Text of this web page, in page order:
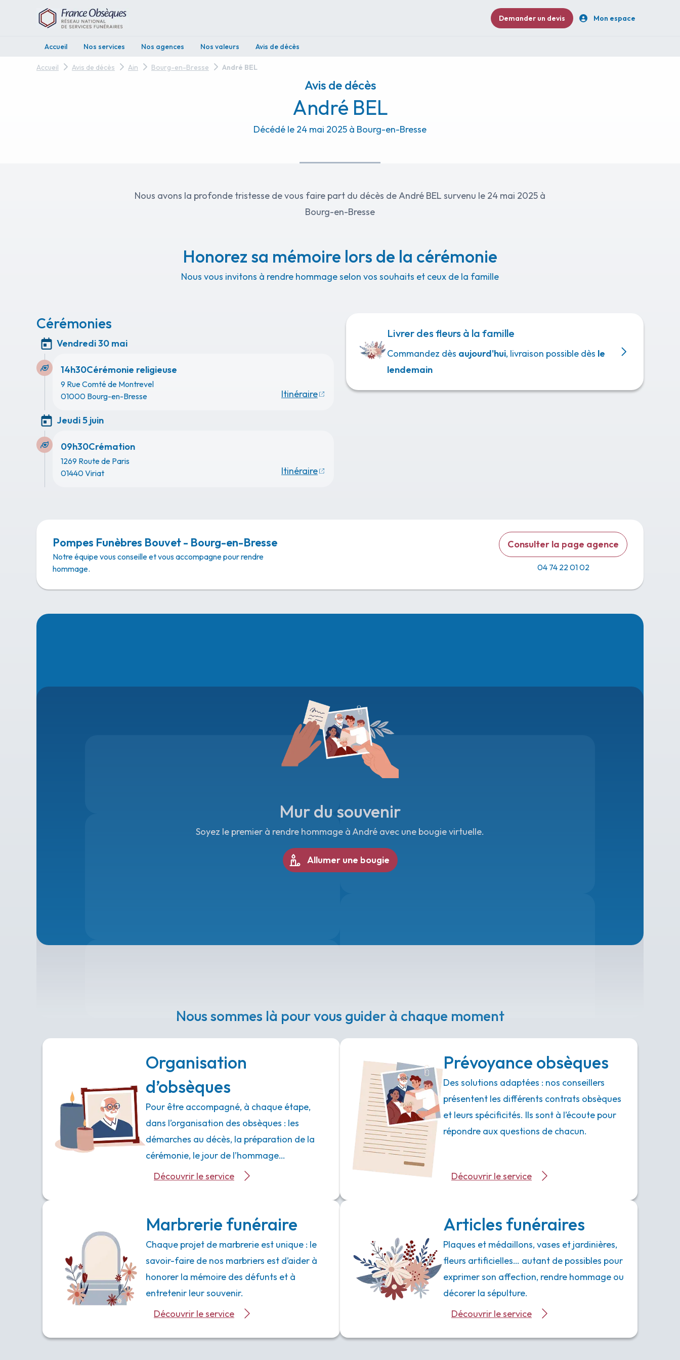
Demander un devis Mon espace
Accueil Nos services Nos agences Nos valeurs Avis de décès
Accueil Avis de décès Ain Bourg-en-Bresse André BEL
Avis de décès
André BEL
Décédé le 24 mai 2025 à Bourg-en-Bresse
Nous avons la profonde tristesse de vous faire part du décès de André BEL survenu le 24 mai 2025 à
Bourg-en-Bresse
Honorez sa mémoire lors de la cérémonie
Nous vous invitons à rendre hommage selon vos souhaits et ceux de la famille
Cérémonies
Vendredi 30 mai
14h30Cérémonie religieuse
9 Rue Comté de Montrevel
01000 Bourg-en-Bresse
Itinéraire
Jeudi 5 juin
09h30Crémation
1269 Route de Paris
01440 Viriat
Itinéraire
Livrer des fleurs à la famille
Commandez dès aujourd'hui, livraison possible dès le
lendemain
Pompes Funèbres Bouvet - Bourg-en-Bresse
Notre équipe vous conseille et vous accompagne pour rendre
hommage.
Consulter la page agence
04 74 22 01 02
Mur du souvenir
Soyez le premier à rendre hommage à André avec une bougie virtuelle.
Allumer une bougie
Nous sommes là pour vous guider à chaque moment
Organisation
d’obsèques
Pour être accompagné, à chaque étape,
dans l’organisation des obsèques : les
démarches au décès, la préparation de la
cérémonie, le jour de l’hommage…
Découvrir le service
Prévoyance obsèques
Des solutions adaptées : nos conseillers
présentent les différents contrats obsèques
et leurs spécificités. Ils sont à l’écoute pour
répondre aux questions de chacun.
Découvrir le service
Marbrerie funéraire
Chaque projet de marbrerie est unique : le
savoir-faire de nos marbriers est d’aider à
honorer la mémoire des défunts et à
entretenir leur souvenir.
Découvrir le service
Articles funéraires
Plaques et médaillons, vases et jardinières,
fleurs artificielles… autant de possibles pour
exprimer son affection, rendre hommage ou
décorer la sépulture.
Découvrir le service